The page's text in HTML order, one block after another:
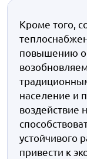
Кроме того,
повышению
население и
воздействие
устойчивого
привести к